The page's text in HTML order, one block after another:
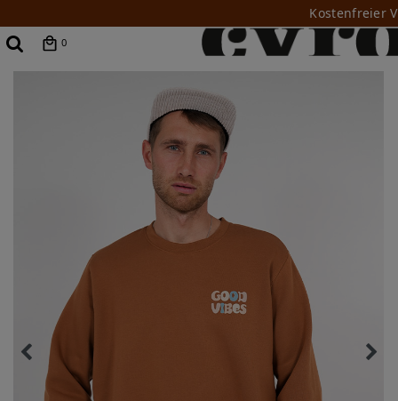
Kostenfreier
0